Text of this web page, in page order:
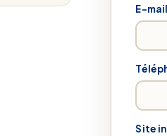
E-mail
Site